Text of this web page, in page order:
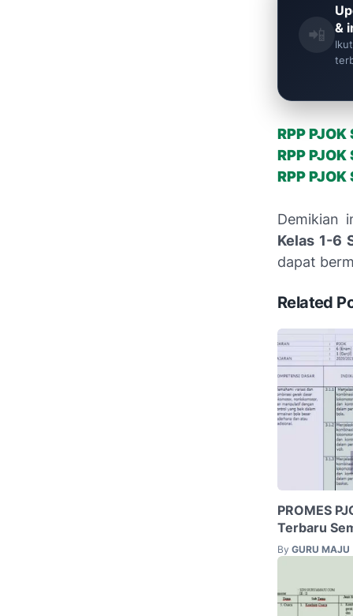
📲
&
RPP
RPP
RPP
Demikian
Kelas 1-6
dapat
Related
PROMES
Terbaru
By GURU MAJU